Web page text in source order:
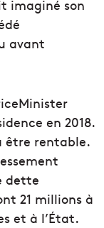
imaginé son
avant
en 2018.
être rentable.
dette
21 millions à
et à l’État.